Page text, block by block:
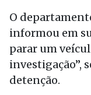
O
informou em
parar um
investigação”,
detenção.